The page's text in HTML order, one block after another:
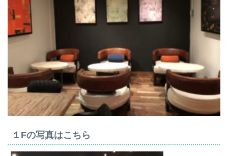
１Fの写真はこちら